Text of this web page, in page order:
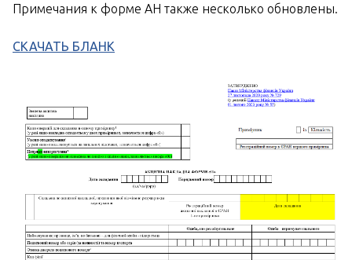
Примечания к форме АН также несколько обновлены.
СКАЧАТЬ БЛАНК